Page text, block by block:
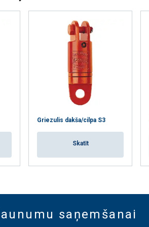
Griezulis dakša/cilpa S3
Skatīt
saņemšanai